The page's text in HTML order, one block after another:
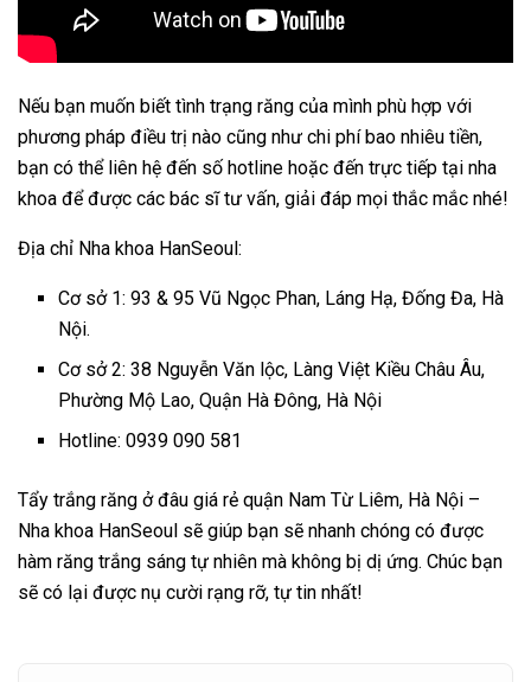
Nếu bạn muốn biết tình trạng răng của mình phù hợp với
phương pháp điều trị nào cũng như chi phí bao nhiêu tiền,
bạn có thể liên hệ đến số hotline hoặc đến trực tiếp tại nha
khoa để được các bác sĩ tư vấn, giải đáp mọi thắc mắc nhé!
Địa chỉ Nha khoa HanSeoul:
Cơ sở 1: 93 & 95 Vũ Ngọc Phan, Láng Hạ, Đống Đa, Hà
Nội.
Cơ sở 2: 38 Nguyễn Văn lộc, Làng Việt Kiều Châu Âu,
Phường Mộ Lao, Quận Hà Đông, Hà Nội
Hotline: 0939 090 581
Tẩy trắng răng ở đâu giá rẻ quận Nam Từ Liêm, Hà Nội –
Nha khoa HanSeoul sẽ giúp bạn sẽ nhanh chóng có được
hàm răng trắng sáng tự nhiên mà không bị dị ứng. Chúc bạn
sẽ có lại được nụ cười rạng rỡ, tự tin nhất!